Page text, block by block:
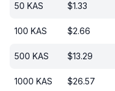
50 KAS $1.33
100 KAS $2.66
500 KAS $13.29
1000 KAS $26.57